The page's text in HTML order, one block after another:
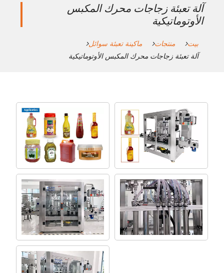
آلة تعبئة زجاجات محرك المكبس
الأوتوماتيكية
بيت منتجات
ماكينة تعبئة سوائل
آلة تعبئة زجاجات محرك المكبس الأوتوماتيكية